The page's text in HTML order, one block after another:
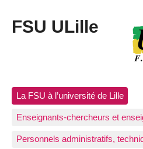
FSU ULille
La FSU à l’université de Lille
Enseignants-chercheurs et
Personnels administratifs,